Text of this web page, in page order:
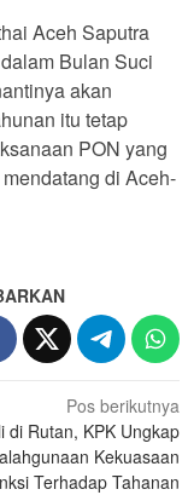
Aceh Saputra
Bulan Suci
akan
itu tetap
PON yang
di Aceh-
Pos berikutnya
di Rutan, KPK Ungkap
Kekuasaan
Terhadap Tahanan